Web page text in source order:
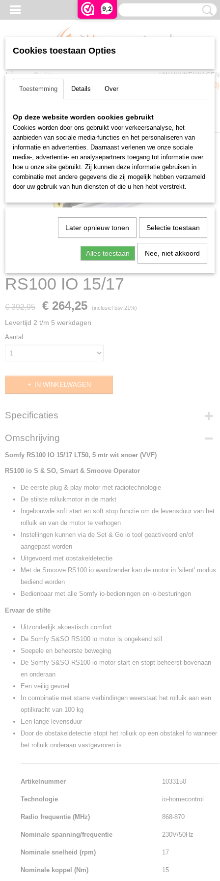
9,2
Inloggen Registreren
UW WINKELWAGEN
(0)
Home > Rolluiken en Zonwering Somfy buismotoren
>
RS100 IO 15/17
RS100 IO 15/17
€ 392,95 € 264,25 (inclusief btw 21%)
Levertijd 2 t/m 5 werkdagen
Aantal
IN WINKELWAGEN
Specificaties
Productcode
1033150
Productcode leverancier
Omschrijving
Somfy RS100 IO 15/17 LT50, 5 mtr wit snoer (VVF)
RS100 io S & SO, Smart & Smoove Operator
De eerste plug & play motor met radiotechnologie
De stilste rolluikmotor in de markt
Ingebouwde soft start en soft stop functie om de levensduur van het
rolluik en van de motor te verhogen
Instellingen kunnen via de Set & Go io tool geactiveerd en/of
aangepast worden
Uitgevoerd met obstakeldetectie
Met de Smoove RS100 io wandzender kan de motor in 'silent' modus
bediend worden
Bedienbaar met alle Somfy io-bedieningen en io-besturingen
Ervaar de stilte
Uitzonderlijk akoestisch comfort
De Somfy S&SO RS100 io motor is ongekend stil
Soepele en beheerste beweging
De Somfy S&SO RS100 io motor start en stopt beheerst bovenaan
en onderaan
Een veilig gevoel
In combinatie met starre verbindingen weerstaat het rolluik aan een
optilkracht van 100 kg
Een lange levensduur
Door de obstakeldetectie stopt het rolluik op een obstakel fo wanneer
het rolluik onderaan vastgevroren is
Artikelnummer 1033150
Technologie io-homecontrol
Radio frequentie (MHz) 868-870
Nominale spanning/frequentie 230V/50Hz
Nominale snelheid (rpm) 17
Nominale koppel (Nm) 15
Cookies toestaan Opties
Toestemming Details Over
Op deze website worden cookies gebruikt
Cookies worden door ons gebruikt voor verkeersanalyse, het
aanbieden van sociale media-functies en het personaliseren van
informatie en advertenties. Daarnaast verlenen we onze sociale
media-, advertentie- en analysepartners toegang tot informatie over
hoe u onze site gebruikt. Zij kunnen deze informatie gebruiken in
combinatie met andere gegevens die zij mogelijk hebben verzameld
door uw gebruik van hun diensten of die u hen hebt verstrekt.
Later opnieuw tonen Selectie toestaan
Alles toestaan Nee, niet akkoord